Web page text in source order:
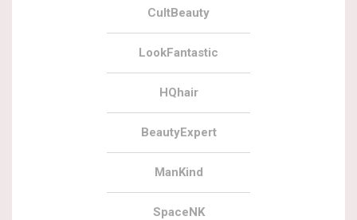
CultBeauty
LookFantastic
HQhair
BeautyExpert
ManKind
SpaceNK